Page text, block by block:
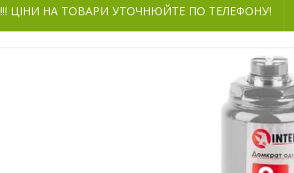
ЦІНИ НА ТОВАРИ УТОЧНЮЙТЕ ПО ТЕЛЕФОНУ!